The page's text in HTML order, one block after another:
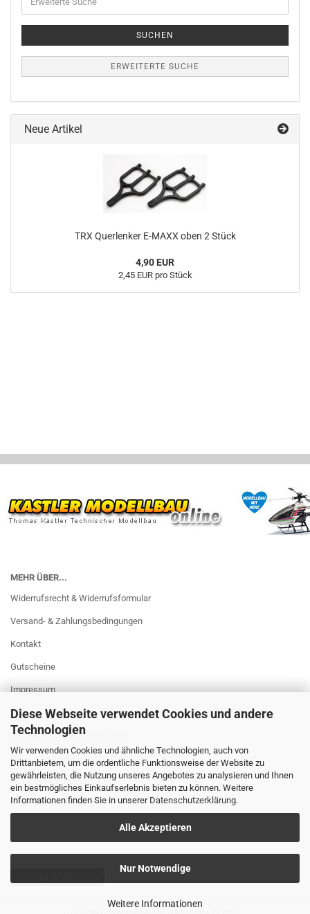
Diese Webseite verwendet Cookies und andere
Technologien
Wir verwenden Cookies und ähnliche Technologien, auch von
Drittanbietern, um die ordentliche Funktionsweise der Website zu
gewährleisten, die Nutzung unseres Angebotes zu analysieren und Ihnen
ein bestmögliches Einkaufserlebnis bieten zu können. Weitere
Informationen finden Sie in unserer Datenschutzerklärung.
Alle Akzeptieren
Nur Notwendige
Weitere Informationen
Suche
SUCHEN
ERWEITERTE SUCHE
Neue Artikel
TRX Querlenker E-MAXX oben 2 Stück
4,90 EUR
2,45 EUR pro Stück
MEHR ÜBER...
Widerrufsrecht & Widerrufsformular
Versand- & Zahlungsbedingungen
Kontakt
Gutscheine
Impressum
AGB
Privatsphäre und Datenschutz
Datenschutzerklärung DSGVO
RUNDGANG IM LADEN
Cookie Einstellungen